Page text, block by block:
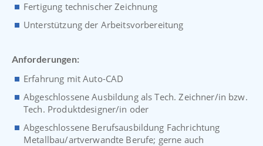
Fertigung technischer Zeichnung
Unterstützung der Arbeitsvorbereitung
Anforderungen:
Erfahrung mit Auto-CAD
Abgeschlossene Ausbildung als Tech. Zeichner/in bzw.
Tech. Produktdesigner/in oder
Abgeschlossene Berufsausbildung Fachrichtung
Metallbau/artverwandte Berufe; gerne auch